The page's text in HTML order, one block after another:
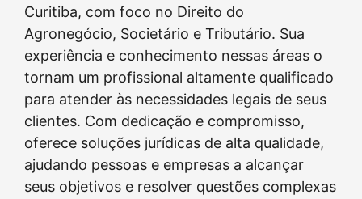
Curitiba, com foco no Direito do
Agronegócio, Societário e Tributário. Sua
experiência e conhecimento nessas áreas o
tornam um profissional altamente qualificado
para atender às necessidades legais de seus
clientes. Com dedicação e compromisso,
oferece soluções jurídicas de alta qualidade,
ajudando pessoas e empresas a alcançar
seus objetivos e resolver questões complexas